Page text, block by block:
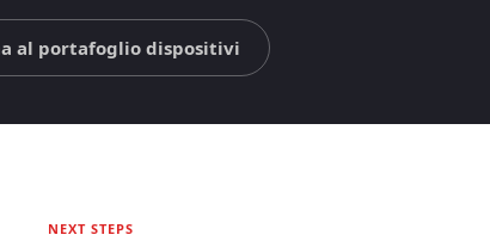
al portafoglio dispositivi
NEXT STEPS